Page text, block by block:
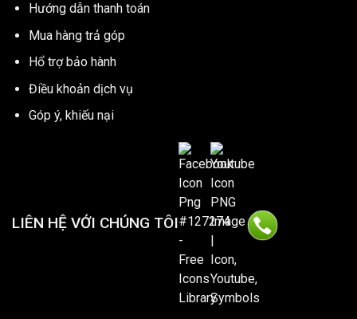
Hướng dẫn thanh toán
Mua hàng trả góp
Hổ trợ bảo hành
Điều khoản dịch vụ
Góp ý, khiếu nại
LIÊN HỆ VỚI CHÚNG TÔI